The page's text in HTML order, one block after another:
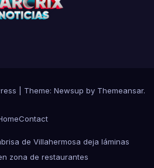
Theme: Newsup by Themeansar.
Contact
de Villahermosa deja láminas
zona de restaurantes